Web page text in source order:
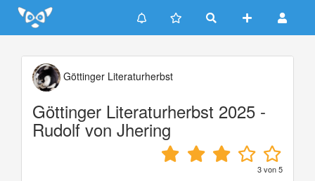
Update cookies preferences
Göttinger Literaturherbst
Göttinger Literaturherbst 2025 -
Rudolf von Jhering
3von5